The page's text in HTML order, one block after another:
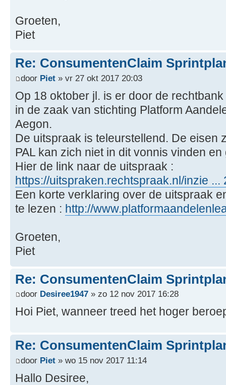
Groeten,
Piet
Re: ConsumentenClaim
door Piet » vr 27 okt 2017 20:03
Op 18 oktober jl. is er door de
in de zaak van stichting Platform
Aegon.
De uitspraak is teleurstellend. De eisen
PAL kan zich niet in dit vonnis vinden
Hier de link naar de uitspraak :
https://uitspraken.rechtspraak.nl/inzie ...
Een korte verklaring over de uitspraak
te lezen : http://
Groeten,
Piet
Re: ConsumentenClaim
door Desiree1947 » zo 12 nov 2017 16:28
Hoi Piet, wanneer treed het hoger
Re: ConsumentenClaim
door Piet » wo 15 nov 2017 11:14
Hallo Desiree,